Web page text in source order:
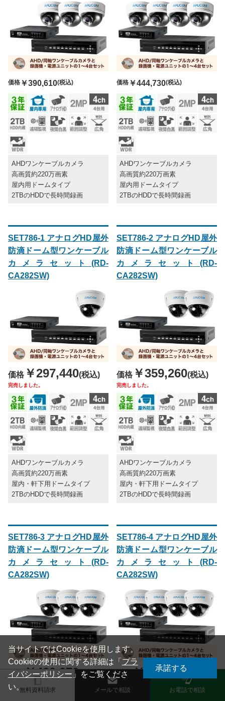
価格 ￥390,610(税込)
AHDワンケーブルカメラ
高画質約220万画素
屋内用ドームタイプ
2TBのHDDで長時間録画
価格￥444,730(税込)
AHDワンケーブルカメラ
高画質約220万画素
屋内用ドームタイプ
2TBのHDDで長時間録画
SET786-1 アナログHD屋外
防滴ドーム型ワンケーブル
カメラセット(RD-
CA282SW)
価格 ￥297,440(税込)
完売しました。
AHDワンケーブルカメラ
高画質約220万画素
屋内・軒下用ドームタイプ
2TBのHDDで長時間録画
SET786-2 アナログHD屋外
防滴ドーム型ワンケーブル
カメラセット(RD-
CA282SW)
価格￥359,260(税込)
完売しました。
AHDワンケーブルカメラ
高画質約220万画素
屋内・軒下用ドームタイプ
2TBのHDDで長時間録画
SET786-3 アナログHD屋外
防滴ドーム型ワンケーブル
カメラセット(RD-
CA282SW)
価格￥420,970 (税込)
完売しました。
SET786-4 アナログHD屋外
防滴ドーム型ワンケーブル
カメラセット(RD-
CA282SW)
価格 ￥482,460
完売しました。
無料資料請求 メールで相談 お電話で相談
当サイトではCookieを使用します。
Cookieの使用に関する詳細は「 プラ
イバシーポリシー 」をご覧くださ
い。
承諾する